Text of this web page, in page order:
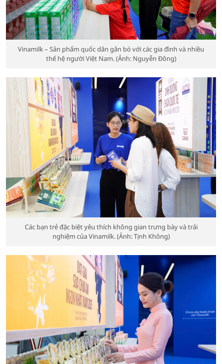
Vinamilk – Sản phẩm quốc dân gắn bó với các gia đình và nhiều
thế hệ người Việt Nam. (Ảnh: Nguyễn Đông)
Các bạn trẻ đặc biệt yêu thích không gian trưng bày và trải
nghiệm của Vinamilk. (Ảnh: Tịnh Không)